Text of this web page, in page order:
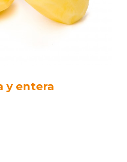
y entera